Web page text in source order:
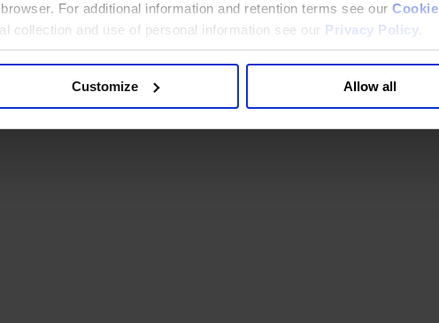
For additional information and retention terms see our Cookie
collection and use of personal information see our Privacy Policy
Customize Allow all